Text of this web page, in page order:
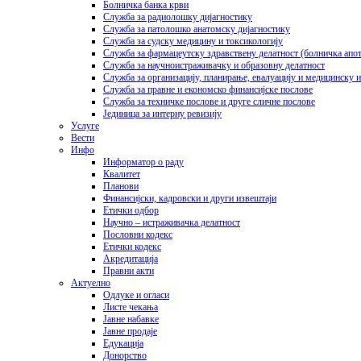
Болничка банка крви
Служба за радиолошку дијагностику
Служба за патолошко анатомску дијагностику
Служба за судску медицину и токсикологију
Служба за фармацеутску здравствену делатност (болничка
Служба за научноистраживачку и образовну делатност
Служба за организацију, планирање, евалуацију и медицинску
Служба за правне и економско финансијске послове
Служба за техничке послове и друге сличне послове
Јединица за интерну ревизију
Услуге
Вести
Инфо
Информатор о раду
Квалитет
Планови
Финансијски, кадровски и други извештаји
Етички одбор
Научно – истраживачка делатност
Пословни кодекс
Етички кодекс
Акредитација
Правни акти
Актуелно
Одлуке и огласи
Листе чекања
Јавне набавке
Јавне продаје
Едукација
Донорство